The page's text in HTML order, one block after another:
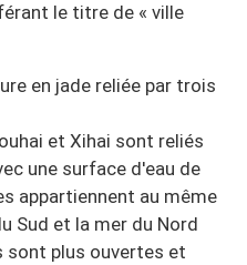
le titre de « ville
en jade reliée par trois
et Xihai sont reliés
une surface d'eau de
appartiennent au même
Sud et la mer du Nord
sont plus ouvertes et